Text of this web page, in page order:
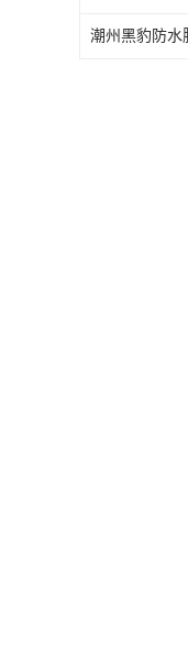
潮州黑豹防水